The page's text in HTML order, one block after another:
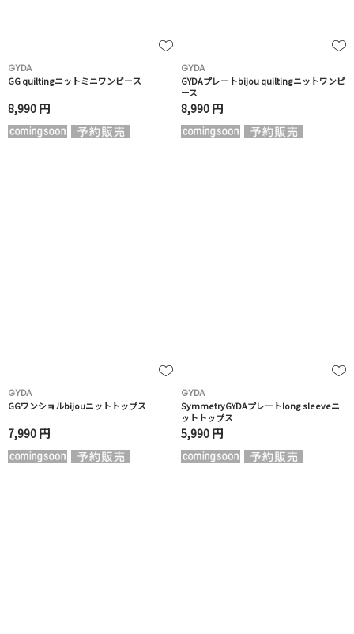
GYDA
GG quiltingニットミニワンピース
8,990 円
GYDA
GYDAプレートbijou quiltingニットワンピ
ース
8,990 円
GYDA
GGワンショルbijouニットトップス
7,990 円
GYDA
SymmetryGYDAプレートlong sleeveニ
ットトップス
5,990 円